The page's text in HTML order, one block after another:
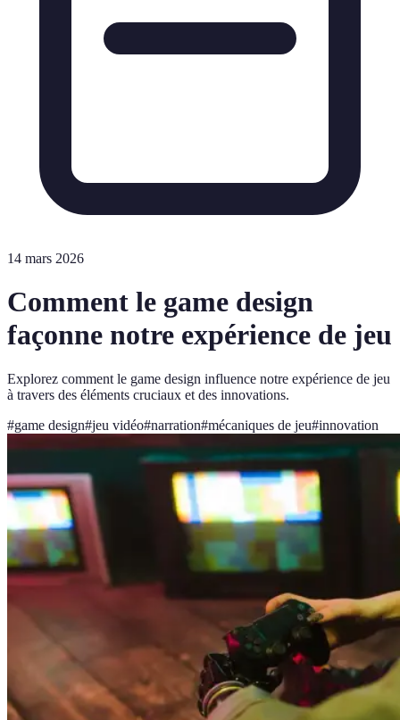
14 mars 2026
Comment le game design
façonne notre expérience de jeu
Explorez comment le game design influence notre expérience de jeu
à travers des éléments cruciaux et des innovations.
#game design#jeu vidéo#narration#mécaniques de jeu#innovation